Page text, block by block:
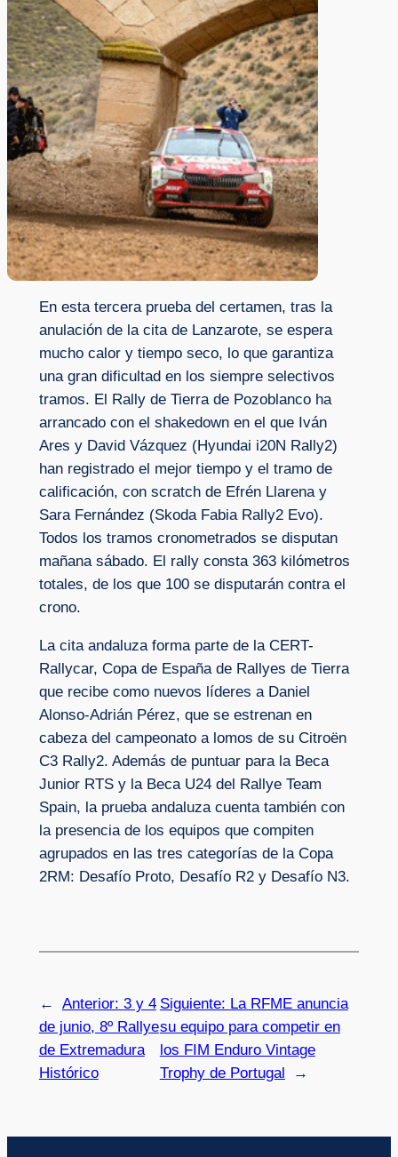
En esta tercera prueba del certamen, tras la
anulación de la cita de Lanzarote, se espera
mucho calor y tiempo seco, lo que garantiza
una gran dificultad en los siempre selectivos
tramos. El Rally de Tierra de Pozoblanco ha
arrancado con el shakedown en el que Iván
Ares y David Vázquez (Hyundai i20N Rally2)
han registrado el mejor tiempo y el tramo de
calificación, con scratch de Efrén Llarena y
Sara Fernández (Skoda Fabia Rally2 Evo).
Todos los tramos cronometrados se disputan
mañana sábado. El rally consta 363 kilómetros
totales, de los que 100 se disputarán contra el
crono.
La cita andaluza forma parte de la CERT-
Rallycar, Copa de España de Rallyes de Tierra
que recibe como nuevos líderes a Daniel
Alonso-Adrián Pérez, que se estrenan en
cabeza del campeonato a lomos de su Citroën
C3 Rally2. Además de puntuar para la Beca
Junior RTS y la Beca U24 del Rallye Team
Spain, la prueba andaluza cuenta también con
la presencia de los equipos que compiten
agrupados en las tres categorías de la Copa
2RM: Desafío Proto, Desafío R2 y Desafío N3.
← Anterior: 3 y 4
de junio, 8º Rallye
de Extremadura
Histórico
Siguiente: La RFME anuncia
su equipo para competir en
los FIM Enduro Vintage
Trophy de Portugal
→